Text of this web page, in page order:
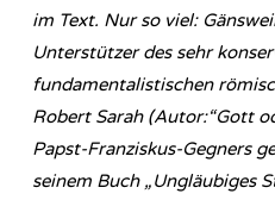
im Text. Nur so viel:
Unterstützer des sehr
fundamentalistischen
Robert Sarah (Autor:“Gott
Papst-Franziskus-Gegners
seinem Buch „Ungläubiges